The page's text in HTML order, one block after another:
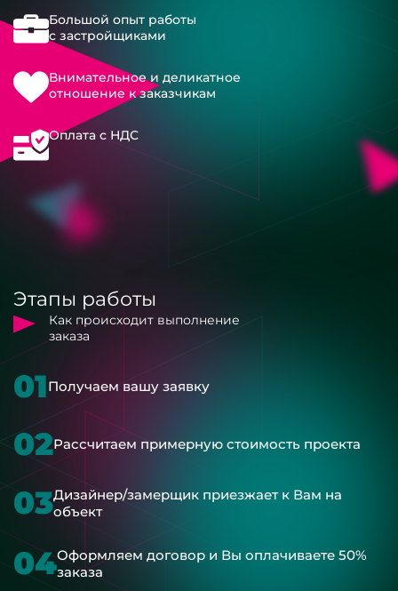
Большой опыт работы
с застройщиками
Внимательное и деликатное
отношение к заказчикам
Оплата с НДС
Этапы работы
Как происходит выполнение
заказа
01Получаем вашу заявку
02Рассчитаем примерную стоимость проекта
03Дизайнер/замерщик приезжает к Вам на
объект
04Оформляем договор и Вы оплачиваете 50%
заказа